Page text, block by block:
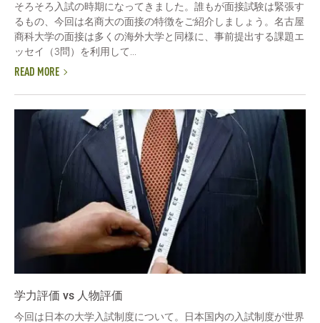
そろそろ入試の時期になってきました。誰もが面接試験は緊張す
るもの、今回は名商大の面接の特徴をご紹介しましょう。名古屋
商科大学の面接は多くの海外大学と同様に、事前提出する課題エ
ッセイ（3問）を利用して...
READ MORE
学力評価 vs 人物評価
今回は日本の大学入試制度について。日本国内の入試制度が世界